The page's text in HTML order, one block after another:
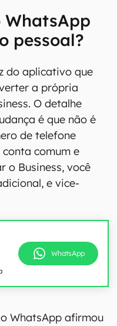
pessoal?
do aplicativo que
a própria
O detalhe
é que não é
de telefone
comum e
o Business, você
e vice-
WhatsApp
WhatsApp afirmou